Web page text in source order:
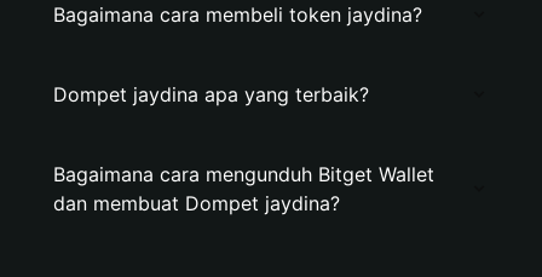
Bagaimana cara membeli token jaydina?
Dompet jaydina apa yang terbaik?
Bagaimana cara mengunduh Bitget Wallet
dan membuat Dompet jaydina?